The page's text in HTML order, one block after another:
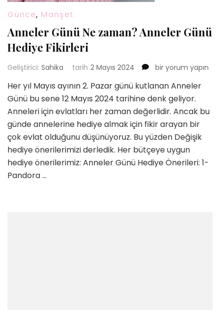
Günce, Manşet
Anneler Günü Ne zaman? Anneler Günü
Hediye Fikirleri
Geliştirici: Sahika tarih 2 Mayıs 2024
Anneler
Ne
zaman?
Anneler
Hediye
Fikirleri
için
bir yorum yapın
Her yıl Mayıs ayının 2. Pazar günü kutlanan Anneler
Günü bu sene 12 Mayıs 2024 tarihine denk geliyor.
Anneleri için evlatları her zaman değerlidir. Ancak bu
günde annelerine hediye almak için fikir arayan bir
çok evlat olduğunu düşünüyoruz. Bu yüzden Değişik
hediye önerilerimizi derledik. Her bütçeye uygun
hediye önerilerimiz: Anneler Günü Hediye Önerileri: 1-
Pandora …